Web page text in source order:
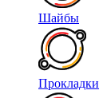
Шайбы
Прокладки